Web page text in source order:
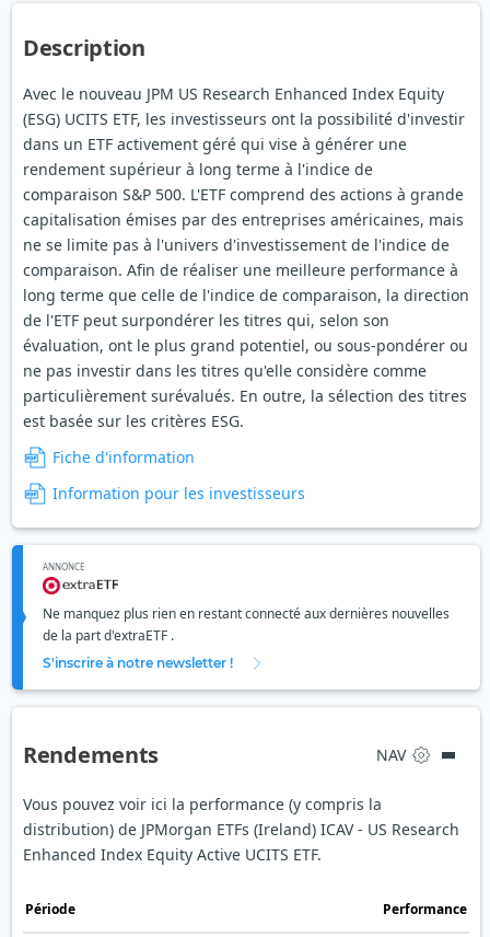
Description
Avec le nouveau JPM US Research Enhanced Index Equity
(ESG) UCITS ETF, les investisseurs ont la possibilité d'investir
dans un ETF activement géré qui vise à générer une
rendement supérieur à long terme à l'indice de
comparaison S&P 500. L'ETF comprend des actions à grande
capitalisation émises par des entreprises américaines, mais
ne se limite pas à l'univers d'investissement de l'indice de
comparaison. Afin de réaliser une meilleure performance à
long terme que celle de l'indice de comparaison, la direction
de l'ETF peut surpondérer les titres qui, selon son
évaluation, ont le plus grand potentiel, ou sous-pondérer ou
ne pas investir dans les titres qu'elle considère comme
particulièrement surévalués. En outre, la sélection des titres
est basée sur les critères ESG.
Fiche d'information
Information pour les investisseurs
ANNONCE
Ne manquez plus rien en restant connecté aux dernières nouvelles
de la part d'extraETF .
S'inscrire à notre newsletter !
Rendements NAV
Vous pouvez voir ici la performance (y compris la
distribution) de JPMorgan ETFs (Ireland) ICAV - US Research
Enhanced Index Equity Active UCITS ETF.
Période Performance